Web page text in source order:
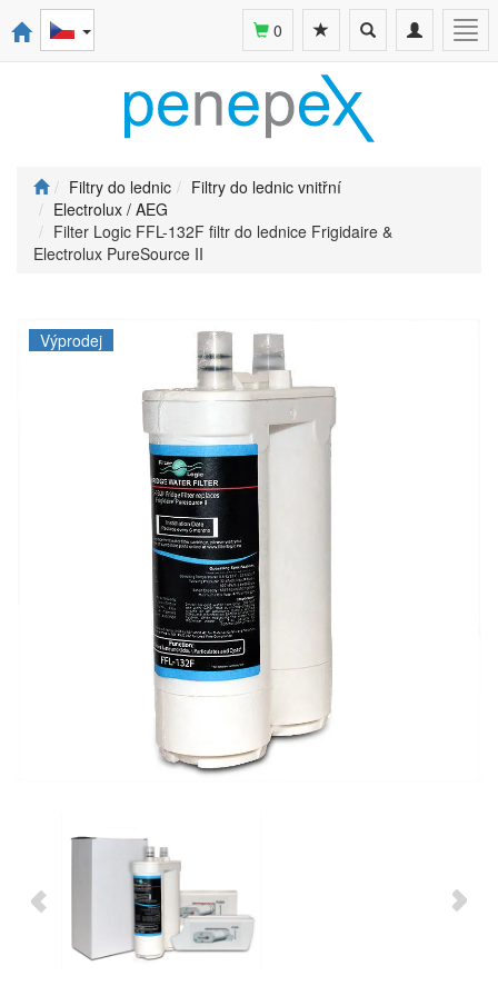
Toggle
navigation
Toggle
search
0
Filtry do lednic
Filtry do lednic vnitřní
Electrolux / AEG
Filter Logic FFL-132F filtr do lednice Frigidaire &
Electrolux PureSource II
Výprodej